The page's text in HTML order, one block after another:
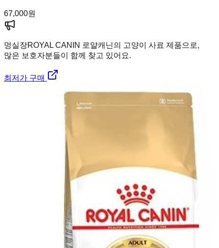
67,000원
멍실장ROYAL CANIN 로얄캐닌의 고양이 사료 제품으로,
많은 보호자분들이 함께 찾고 있어요.
최저가 구매